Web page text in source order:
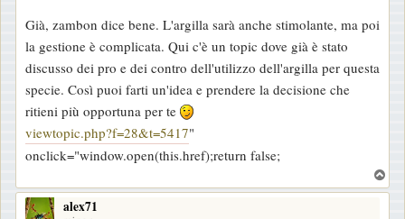
s
s
a
g
g
i
o
Già, zambon dice bene. L'argilla sarà anche stimolante, ma poi
la gestione è complicata. Qui c'è un topic dove già è stato
discusso dei pro e dei contro dell'utilizzo dell'argilla per questa
specie. Così puoi farti un'idea e prendere la decisione che
ritieni più opportuna per te
viewtopic.php?f=28&t=5417"
onclick="window.open(this.href);return false;
o
alex71